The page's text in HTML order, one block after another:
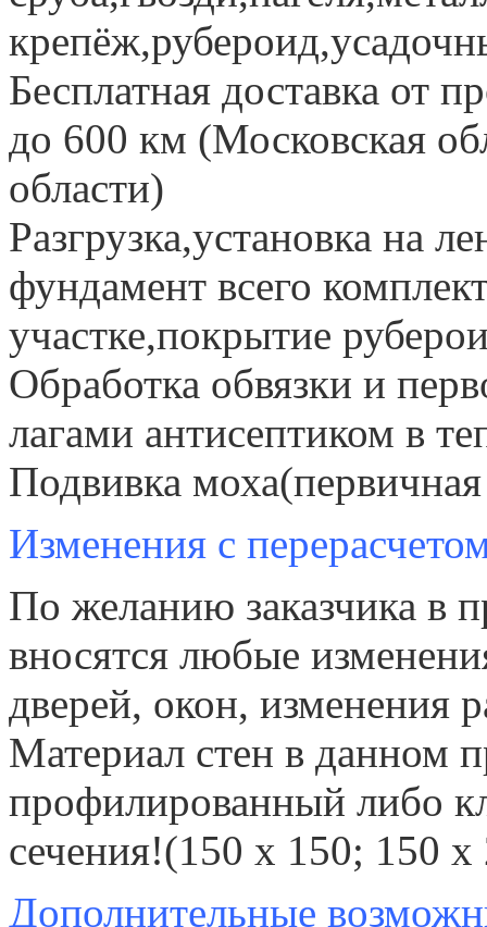
Бесплатная доставка от
до 600 км (Московская
области)
Разгрузка,установка на
фундамент всего
участке,покрытие
Обработка обвязки и
лагами антисептиком в
Подвивка
Изменения с
По желанию заказчика в
вносятся любые
дверей, окон, изменения
Материал стен в данном
профилированный либо
сечения!(150 х 150; 150
Дополнительные